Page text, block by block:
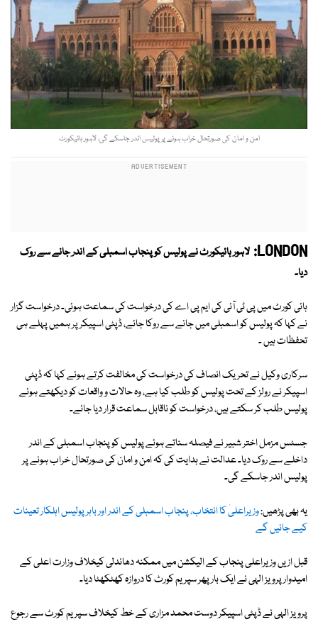
امن و امان کی صورتحال خراب ہونے پر پولیس اندر جاسکے گی، لاہور ہائیکورٹ
LONDON: لاہور ہائیکورٹ نے پولیس کو پنجاب اسمبلی کے اندر جانے سے روک
دیا۔
ہائی کورٹ میں پی ٹی آئی کی ایم پی اے کی درخواست کی سماعت ہوئی۔ درخواست گزار
نے کہا کہ پولیس کو اسمبلی میں جانے سے روکا جائے، ڈپٹی اسپیکر پر ہمیں پہلے ہی
تحفظات ہیں ۔
سرکاری وکیل نے تحریک انصاف کی درخواست کی مخالفت کرتے ہوئے کہا کہ ڈپٹی
اسپیکر نے رولز کے تحت پولیس کو طلب کیا ہے، وہ حالات و واقعات کو دیکھتے ہوئے
پولیس طلب کر سکتے ہیں، درخواست کو ناقابل سماعت قرار دیا جائے۔
جسٹس مزمل اختر شبیر نے فیصلہ سناتے ہوئے پولیس کو پنجاب اسمبلی کے اندر
داخلے سے روک دیا۔ عدالت نے ہدایت کی کہ امن و امان کی صورتحال خراب ہونے پر
پولیس اندر جاسکے گی۔
یہ بھی پڑھیں:وزیراعلیٰ کا انتخاب، پنجاب اسمبلی کے اندر اور باہر پولیس اہلکار تعینات
کیے جائیں گے
قبل ازیں وزیراعلی پنجاب کے الیکشن میں ممکنہ دھاندلی کیخلاف وزارت اعلی کے
امیدوار پرویز الہی نے ایک بار پھر سپریم کورٹ کا دروازہ کھٹکھٹا دیا۔
پرویز الہی نے ڈپٹی اسپیکر دوست محمد مزاری کے خط کیخلاف سپریم کورٹ سے رجوع